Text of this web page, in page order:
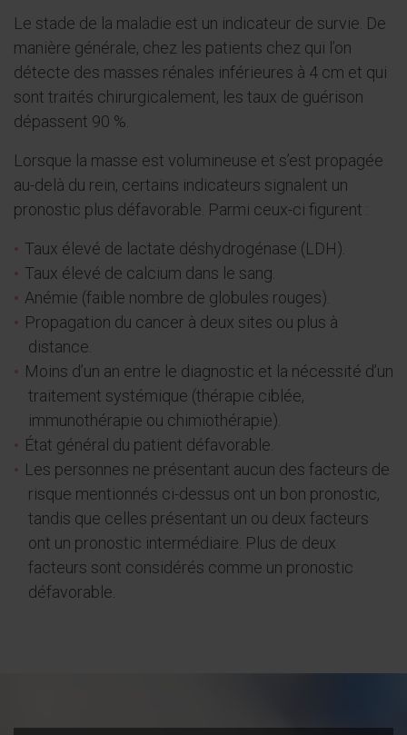
Le stade de la maladie est un indicateur de survie. De
manière générale, chez les patients chez qui l’on
détecte des masses rénales inférieures à 4 cm et qui
sont traités chirurgicalement, les taux de guérison
dépassent 90 %.
Lorsque la masse est volumineuse et s’est propagée
au-delà du rein, certains indicateurs signalent un
pronostic plus défavorable. Parmi ceux-ci figurent :
Taux élevé de lactate déshydrogénase (LDH).
Taux élevé de calcium dans le sang.
Anémie (faible nombre de globules rouges).
Propagation du cancer à deux sites ou plus à
distance.
Moins d’un an entre le diagnostic et la nécessité d’un
traitement systémique (thérapie ciblée,
immunothérapie ou chimiothérapie).
État général du patient défavorable.
Les personnes ne présentant aucun des facteurs de
risque mentionnés ci-dessus ont un bon pronostic,
tandis que celles présentant un ou deux facteurs
ont un pronostic intermédiaire. Plus de deux
facteurs sont considérés comme un pronostic
défavorable.